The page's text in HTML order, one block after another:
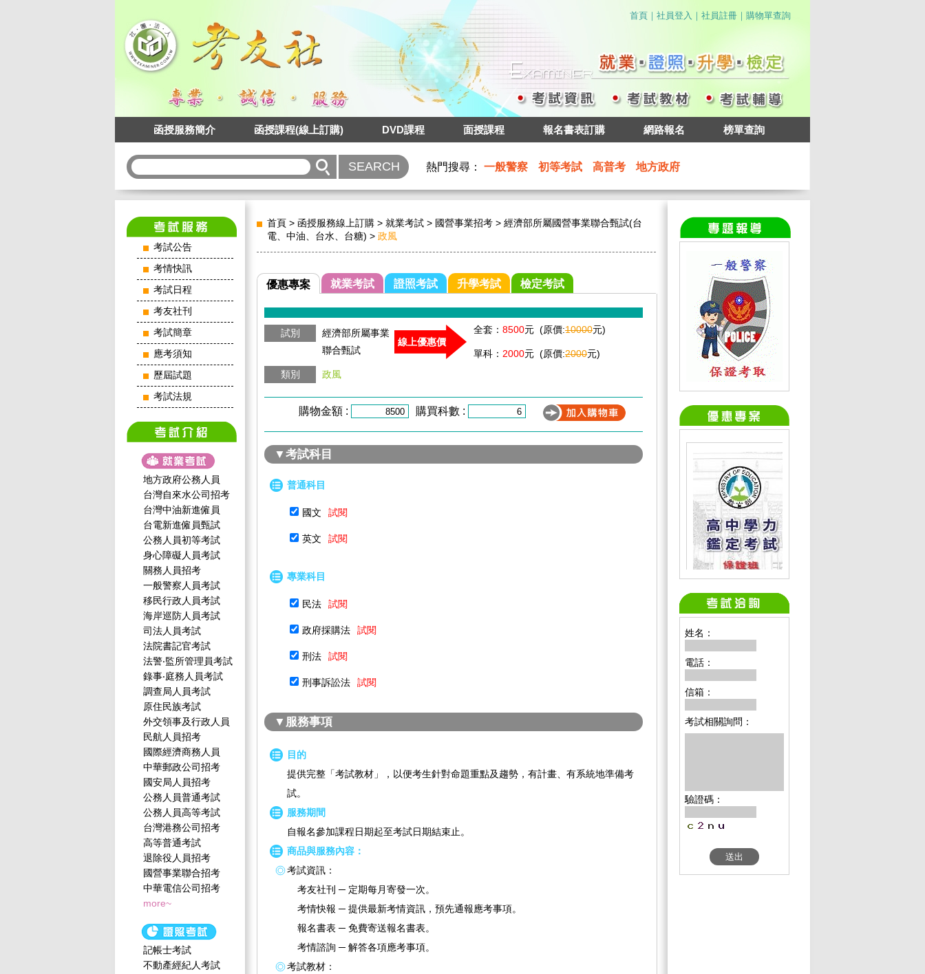
首頁 ｜ 社員登入 ｜ 社員註冊 ｜ 購物單查詢
函授服務簡介 函授課程(線上訂購) DVD課程 面授課程 報名書表訂購 網路報名 榜單查詢
熱門搜尋： 一般警察 初等考試 高普考 地方政府
考試公告
考情快訊
考試日程
考友社刊
考試簡章
應考須知
歷屆試題
考試法規
地方政府公務人員
台灣自來水公司招考
台灣中油新進僱員
台電新進僱員甄試
公務人員初等考試
身心障礙人員考試
關務人員招考
一般警察人員考試
移民行政人員考試
海岸巡防人員考試
司法人員考試
法院書記官考試
法警‧監所管理員考試
錄事‧庭務人員考試
調查局人員考試
原住民族考試
外交領事及行政人員
民航人員招考
國際經濟商務人員
中華郵政公司招考
國安局人員招考
公務人員普通考試
公務人員高等考試
台灣港務公司招考
高等普通考試
退除役人員招考
國營事業聯合招考
中華電信公司招考
more~
記帳士考試
不動產經紀人考試
首頁 > 函授服務線上訂購 > 就業考試 > 國營事業招考 > 經濟部所屬國營事業聯合甄試(台
電、中油、台水、台糖) > 政風
優惠專案 就業考試 證照考試 升學考試 檢定考試
試別
經濟部所屬事業
聯合甄試
類別 政風
線上優惠價
全套： 8500元 (原價:10000元)
單科： 2000元 (原價:2000元)
購買科數 :
購物金額 :
▼考試科目
普通科目
國文 試閱
英文 試閱
專業科目
民法 試閱
政府採購法 試閱
刑法 試閱
刑事訴訟法 試閱
▼服務事項
目的
提供完整「考試教材」，以便考生針對命題重點及趨勢，有計畫、有系統地準備考
試。
服務期間
自報名參加課程日期起至考試日期結束止。
商品與服務內容：
考試資訊：
考友社刊 ─ 定期每月寄發一次。
考情快報 ─ 提供最新考情資訊，預先通報應考事項。
報名書表 ─ 免費寄送報名書表。
考情諮詢 ─ 解答各項應考事項。
考試教材：
姓名：
電話：
信箱：
考試相關詢問：
驗證碼：